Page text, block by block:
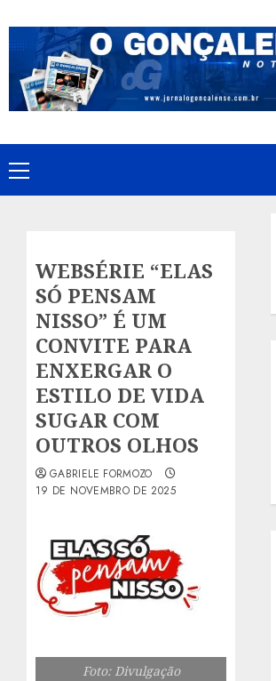
to
content
Primary
Menu
WEBSÉRIE “ELAS
SÓ PENSAM
NISSO” É UM
CONVITE PARA
ENXERGAR O
ESTILO DE VIDA
SUGAR COM
OUTROS OLHOS
GABRIELE FORMOZO
19 DE NOVEMBRO DE 2025
Foto: Divulgação